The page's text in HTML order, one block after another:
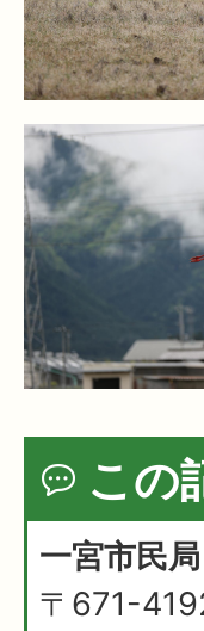
この
一宮市民
〒671-